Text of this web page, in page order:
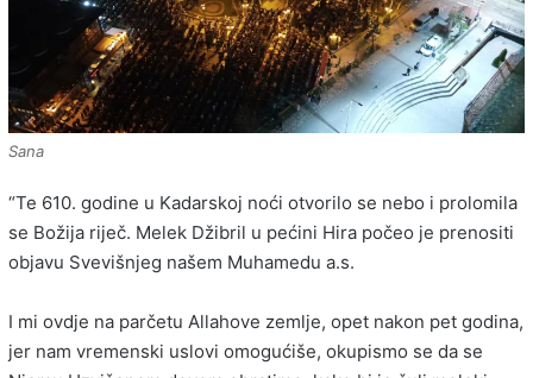
Sana
“Te 610. godine u Kadarskoj noći otvorilo se nebo i prolomila
se Božija riječ. Melek Džibril u pećini Hira počeo je prenositi
objavu Svevišnjeg našem Muhamedu a.s.
I mi ovdje na parčetu Allahove zemlje, opet nakon pet godina,
jer nam vremenski uslovi omogućiše, okupismo se da se